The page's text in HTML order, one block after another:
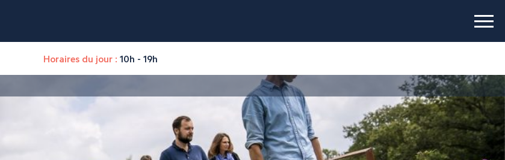
Horaires du jour : 10h - 19h